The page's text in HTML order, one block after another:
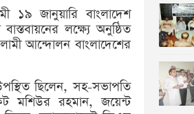
১৯ জানুয়ারি বাংলাদেশ
লক্ষ্যে অনুষ্ঠিত
আন্দোলন বাংলাদেশের
ছিলেন, সহ-সভাপতি
মশিউর রহমান, জয়েন্ট